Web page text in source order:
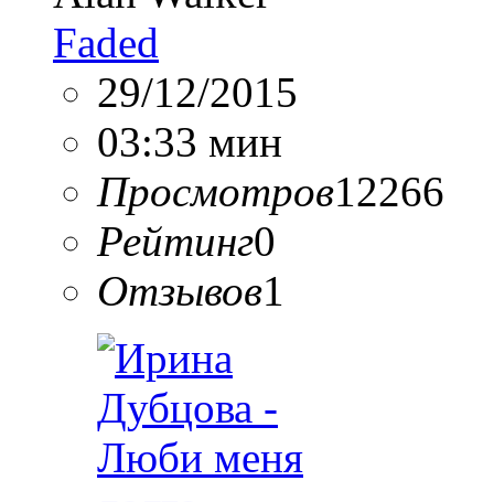
Faded
29/12/2015
03:33 мин
Просмотров12266
Рейтинг0
Отзывов1